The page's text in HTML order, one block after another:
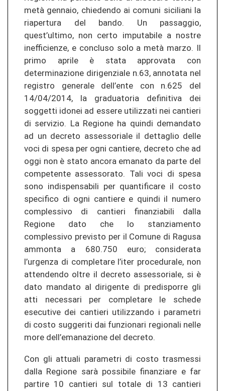
metà gennaio, chiedendo ai comuni siciliani la
riapertura del bando. Un passaggio,
quest’ultimo, non certo imputabile a nostre
inefficienze, e concluso solo a metà marzo. Il
primo aprile è stata approvata con
determinazione dirigenziale n.63, annotata nel
registro generale dell’ente con n.625 del
14/04/2014, la graduatoria definitiva dei
soggetti idonei ad essere utilizzati nei cantieri
di servizio. La Regione ha quindi demandato
ad un decreto assessoriale il dettaglio delle
voci di spesa per ogni cantiere, decreto che ad
oggi non è stato ancora emanato da parte del
competente assessorato. Tali voci di spesa
sono indispensabili per quantificare il costo
specifico di ogni cantiere e quindi il numero
complessivo di cantieri finanziabili dalla
Regione dato che lo stanziamento
complessivo previsto per il Comune di Ragusa
ammonta a 680.750 euro; considerata
l’urgenza di completare l’iter procedurale, non
attendendo oltre il decreto assessoriale, si è
dato mandato al dirigente di predisporre gli
atti necessari per completare le schede
esecutive dei cantieri utilizzando i parametri
di costo suggeriti dai funzionari regionali nelle
more dell’emanazione del decreto.
Con gli attuali parametri di costo trasmessi
dalla Regione sarà possibile finanziare e far
partire 10 cantieri sul totale di 13 cantieri